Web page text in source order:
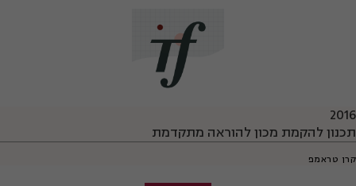
2016
תכנון להקמת מכון להוראה מתקדמת
קרן טראמפ